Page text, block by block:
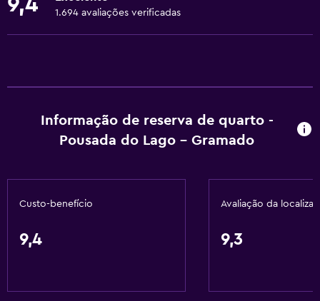
Ventilador
Extintor de incêndio
Ar-condicionado
Cesto de lixo
Acessibilidade e adequação
Estacionamento acessível
1.694 avaliações verificadas
Informação de reserva de quarto -
Pousada do Lago - Gramado
Custo-benefício
9,4
Avaliação da
9,3